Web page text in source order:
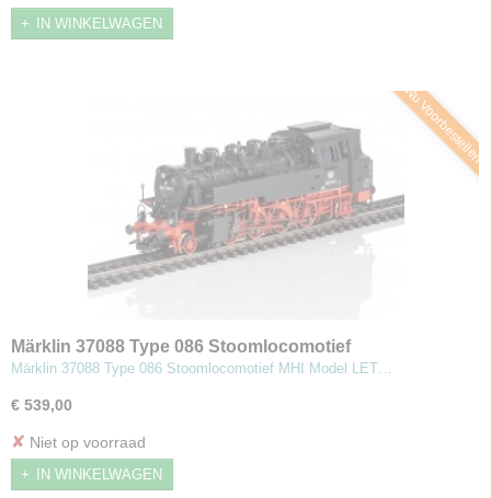
IN WINKELWAGEN
Nu Voorbestellen
Märklin 37088 Type 086 Stoomlocomotief
Märklin 37088 Type 086 Stoomlocomotief MHI Model LET…
€ 539,00
✘ Niet op voorraad
IN WINKELWAGEN